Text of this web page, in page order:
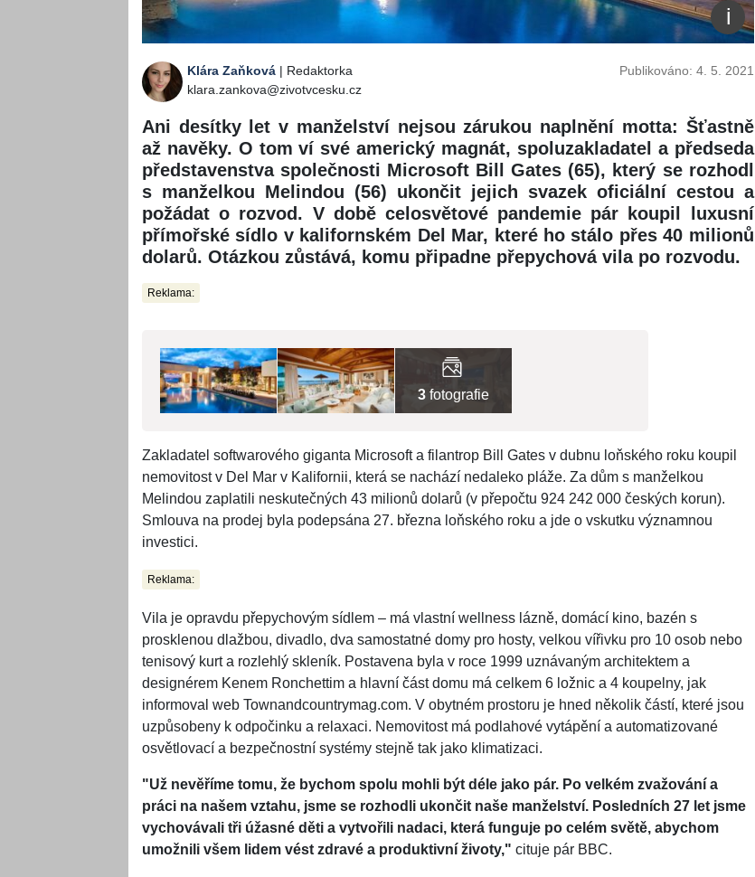
Klára Zaňková | Redaktorka
klara.zankova@zivotvcesku.cz
Publikováno: 4. 5. 2021
Ani desítky let v manželství nejsou zárukou naplnění motta: Šťastně
až navěky. O tom ví své americký magnát, spoluzakladatel a předseda
představenstva společnosti Microsoft Bill Gates (65), který se rozhodl
s manželkou Melindou (56) ukončit jejich svazek oficiální cestou a
požádat o rozvod. V době celosvětové pandemie pár koupil luxusní
přímořské sídlo v kalifornském Del Mar, které ho stálo přes 40 milionů
dolarů. Otázkou zůstává, komu připadne přepychová vila po rozvodu.
Reklama:
3 fotografie
Zakladatel softwarového giganta Microsoft a filantrop Bill Gates v dubnu loňského roku koupil
nemovitost v Del Mar v Kalifornii, která se nachází nedaleko pláže. Za dům s manželkou
Melindou zaplatili neskutečných 43 milionů dolarů (v přepočtu 924 242 000 českých korun).
Smlouva na prodej byla podepsána 27. března loňského roku a jde o vskutku významnou
investici.
Reklama:
Vila je opravdu přepychovým sídlem – má vlastní wellness lázně, domácí kino, bazén s
prosklenou dlažbou, divadlo, dva samostatné domy pro hosty, velkou vířivku pro 10 osob nebo
tenisový kurt a rozlehlý skleník. Postavena byla v roce 1999 uznávaným architektem a
designérem Kenem Ronchettim a hlavní část domu má celkem 6 ložnic a 4 koupelny, jak
informoval web Townandcountrymag.com. V obytném prostoru je hned několik částí, které jsou
uzpůsobeny k odpočinku a relaxaci. Nemovitost má podlahové vytápění a automatizované
osvětlovací a bezpečnostní systémy stejně tak jako klimatizaci.
"Už nevěříme tomu, že bychom spolu mohli být déle jako pár. Po velkém zvažování a
práci na našem vztahu, jsme se rozhodli ukončit naše manželství. Posledních 27 let jsme
vychovávali tři úžasné děti a vytvořili nadaci, která funguje po celém světě, abychom
umožnili všem lidem vést zdravé a produktivní životy," cituje pár BBC.